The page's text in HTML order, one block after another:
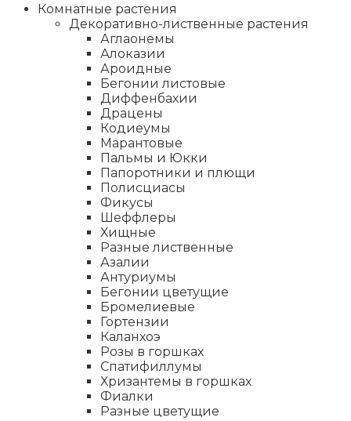
Комнатные растения
Декоративно-лиственные растения
Аглаонемы
Алоказии
Ароидные
Бегонии листовые
Диффенбахии
Драцены
Кодиеумы
Марантовые
Пальмы и Юкки
Папоротники и плющи
Полисциасы
Фикусы
Шеффлеры
Хищные
Разные лиственные
Азалии
Антуриумы
Бегонии цветущие
Бромелиевые
Гортензии
Каланхоэ
Розы в горшках
Спатифиллумы
Хризантемы в горшках
Фиалки
Разные цветущие